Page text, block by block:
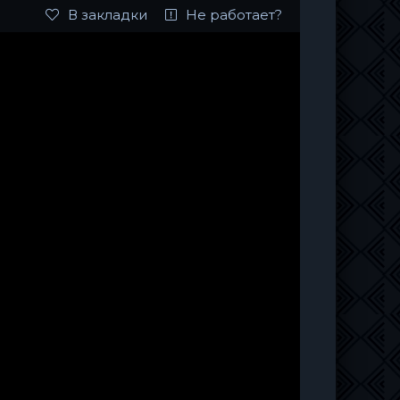
В закладки Не работает?